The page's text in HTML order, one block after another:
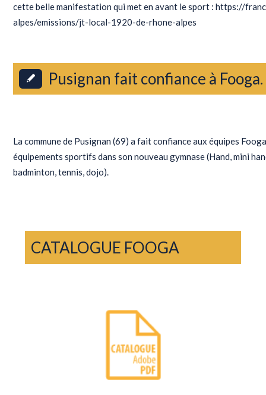
cette belle manifestation qui met en avant le sport : https://
alpes/emissions/jt-local-1920-de-rhone-alpes
Pusignan fait confiance à Fooga.
La commune de Pusignan (69) a fait confiance aux équipes
équipements sportifs dans son nouveau gymnase (Hand, mini
badminton, tennis, dojo).
CATALOGUE FOOGA